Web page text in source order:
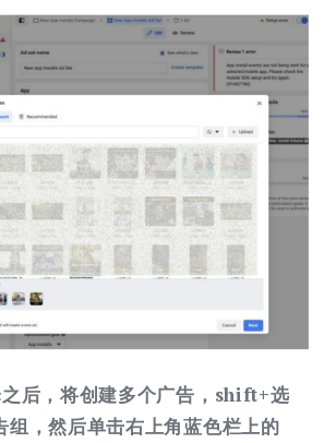
后，将创建多个广告，shift+选
组，然后单击右上角蓝色栏上的